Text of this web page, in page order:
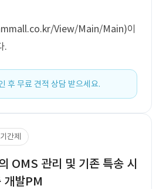
View/Main/Main)이
.
후 무료 견적 상담 받으세요.
기간제
OMS 관리 및 기존 특송 시
개발PM